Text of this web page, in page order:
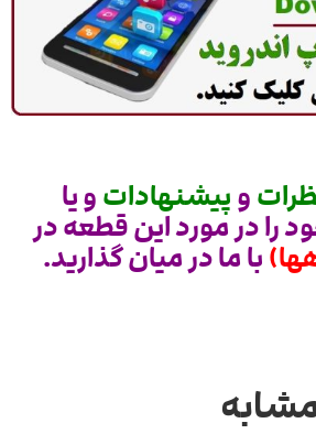
وپیشنهاداتو یا
را در مورد این قطعه در
با ما در میان گذارید.